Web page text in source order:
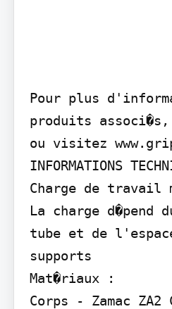
Pour plus
produits associ�s,
ou visitez
INFORMATIONS
Charge de travail
La charge d�pend
tube et de
supports
Mat�riaux :
Corps - Zamac